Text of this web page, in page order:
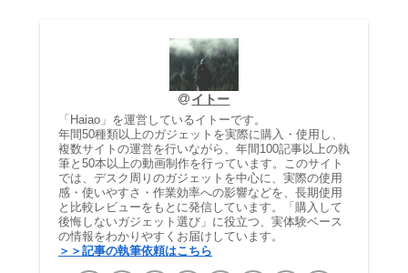
イトー
「Haiao」を運営しているイトーです。
年間50種類以上のガジェットを実際に購入・使用し、
複数サイトの運営を行いながら、年間100記事以上の執
筆と50本以上の動画制作を行っています。このサイト
では、デスク周りのガジェットを中心に、実際の使用
感・使いやすさ・作業効率への影響などを、長期使用
と比較レビューをもとに発信しています。「購入して
後悔しないガジェット選び」に役立つ、実体験ベース
の情報をわかりやすくお届けしています。
＞＞記事の執筆依頼はこちら